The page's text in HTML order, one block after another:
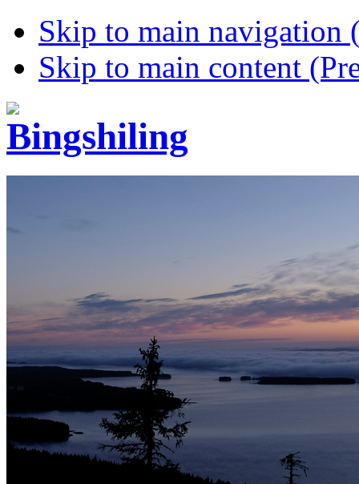
Skip to main navigation
Skip to main content